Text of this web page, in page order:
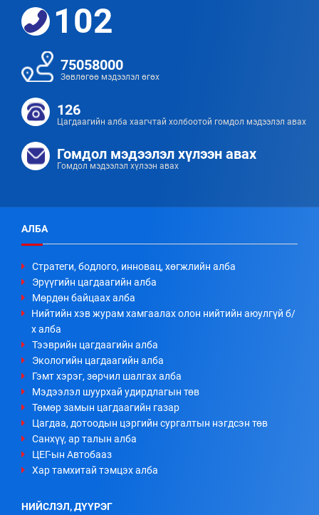
102
75058000
Зөвлөгөө мэдээлэл өгөх
126
Цагдаагийн алба хаагчтай холбоотой гомдол мэдээлэл авах
Гомдол мэдээлэл хүлээн авах
Гомдол мэдээлэл хүлээн авах
АЛБА
Стратеги, бодлого, инновац, хөгжлийн алба
Эрүүгийн цагдаагийн алба
Мөрдөн байцаах алба
Нийтийн хэв журам хамгаалах олон нийтийн аюулгүй б/
х алба
Тээврийн цагдаагийн алба
Экологийн цагдаагийн алба
Гэмт хэрэг, зөрчил шалгах алба
Мэдээлэл шуурхай удирдлагын төв
Төмөр замын цагдаагийн газар
Цагдаа, дотоодын цэргийн сургалтын нэгдсэн төв
Санхүү, ар талын алба
ЦЕГ-ын Автобааз
Хар тамхитай тэмцэх алба
НИЙСЛЭЛ, ДҮҮРЭГ